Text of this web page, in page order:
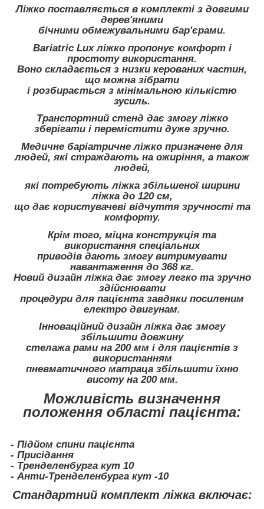
Ліжко поставляється в комплекті з довгими
дерев'яними
бічними обмежувальними бар'єрами.
Bariatric Lux ліжко пропонує комфорт і
простоту використання.
Воно складається з низки керованих частин,
що можна зібрати
і розбирається з мінімальною кількістю
зусиль.
Транспортний стенд дає змогу ліжко
зберігати і перемістити дуже зручно.
Медичне баріатричне ліжко призначене для
людей, які страждають на ожиріння, а також
людей,
які потребують ліжка збільшеної ширини
ліжка до 120 см,
що дає користувачеві відчуття зручності та
комфорту.
Крім того, міцна конструкція та
використання спеціальних
приводів дають змогу витримувати
навантаження до 368 кг.
Новий дизайн ліжка дає змогу легко та зручно
здійснювати
процедури для пацієнта завдяки посиленим
електро двигунам.
Інноваційний дизайн ліжка дає змогу
збільшити довжину
стелажа рами на 200 мм і для пацієнтів з
використанням
пневматичного матраца збільшити їхню
висоту на 200 мм.
Можливість визначення
положення області пацієнта:
- Підйом спини пацієнта
- Присідання
- Тренделенбурга кут 10
- Анти-Тренделенбурга кут -10
Стандартний комплект ліжка включає: